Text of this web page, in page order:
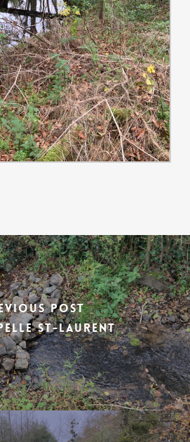
Post
ST-LAURENT